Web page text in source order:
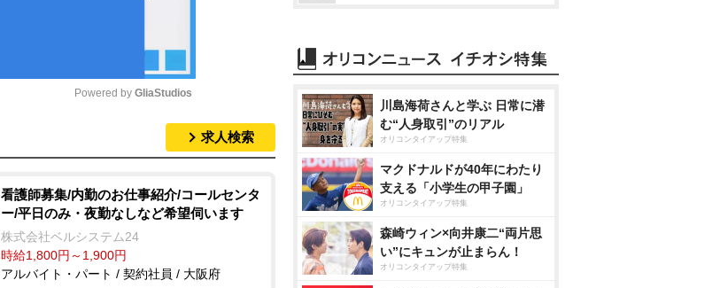
t
e
Powered by GliaStudios
求人検索
看護師募集/内勤のお仕事紹介/コールセンタ
ー/平日のみ・夜勤なしなど希望伺います
株式会社ベルシステム24
時給1,800円～1,900円
アルバイト・パート / 契約社員 / 大阪府
川島海荷さんと学ぶ 日常に潜
む“人身取引”のリアル
オリコンタイアップ特集
マクドナルドが40年にわたり
支える「小学生の甲子園」
オリコンタイアップ特集
森崎ウィン×向井康二“両片思
い”にキュンが止まらん！
オリコンタイアップ特集